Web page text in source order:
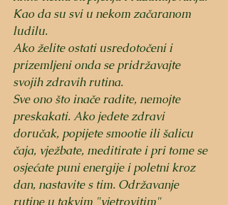
Kao da su svi u nekom začaranom
ludilu.
Ako želite ostati usredotočeni i
prizemljeni onda se pridržavajte
svojih zdravih rutina.
Sve ono što inače radite, nemojte
preskakati. Ako jedete zdravi
doručak, popijete smootie ili šalicu
čaja, vježbate, meditirate i pri tome se
osjećate puni energije i poletni kroz
dan, nastavite s tim. Održavanje
rutine u takvim "vjetrovitim"